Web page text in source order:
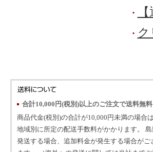
合計10,000円(税別)以上のご注文で送料無料
商品代金(税別)の合計が10,000円未満の場合は
地域別に所定の配送手数料がかかります。
発送する場合、追加料金が発生する場合がご